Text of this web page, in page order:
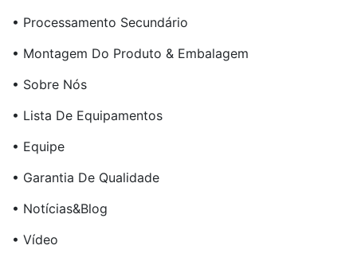
• Processamento Secundário
• Montagem Do Produto & Embalagem
• Sobre Nós
• Lista De Equipamentos
• Equipe
• Garantia De Qualidade
• Notícias&Blog
• Vídeo